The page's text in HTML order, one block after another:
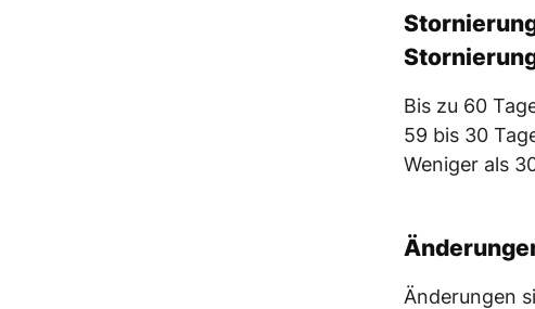
Bis zu 60
59 bis 30
Weniger als
Änderungen